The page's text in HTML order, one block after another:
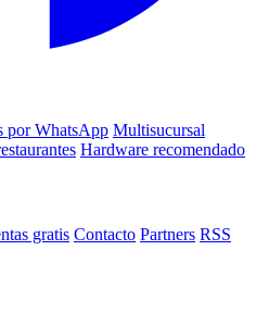
por WhatsApp Multisucursal
Hardware recomendado
gratis Contacto Partners RSS